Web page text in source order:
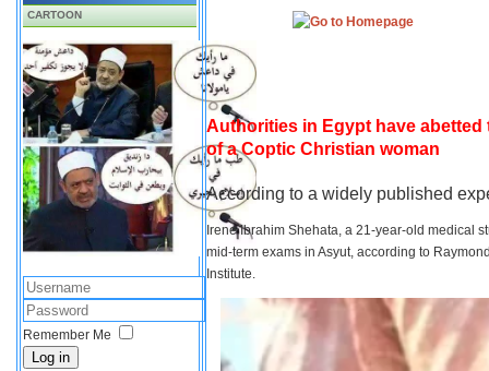
CARTOON
Remember Me
Log in
Authorities in Egypt have
of a Coptic Christian woman
According to a widely published
Irene Ibrahim Shehata, a 21-year-old medical
mid-term exams in Asyut, according to
Institute.